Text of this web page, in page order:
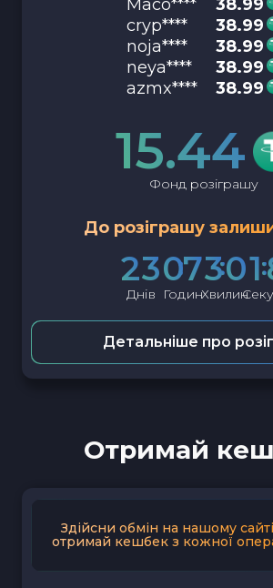
Maco****
38.99
cryp****
38.99
noja****
38.99
neya****
38.99
azmx****
38.99
15.44
Фонд розіграшу
До розіграшу
23
Днів
07
Годин
30
Хвилин
1
Детальніше про
Отримай
Здійсни обмін на нашому
отримай кешбек з кожної